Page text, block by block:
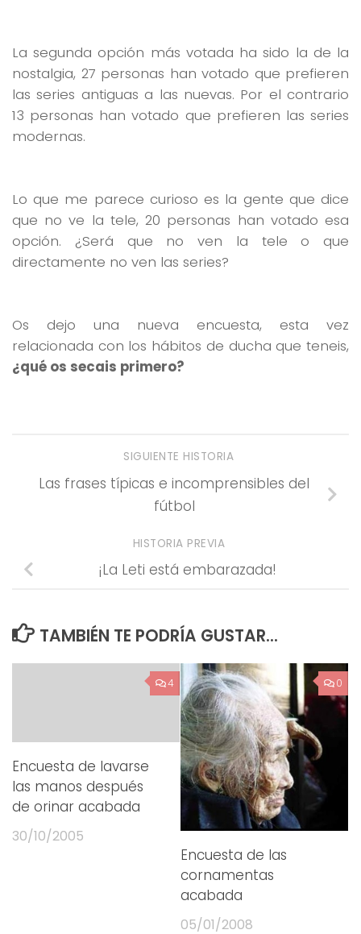
La segunda opción más votada ha sido la de la
nostalgia, 27 personas han votado que prefieren
las series antiguas a las nuevas. Por el contrario
13 personas han votado que prefieren las series
modernas.
Lo que me parece curioso es la gente que dice
que no ve la tele, 20 personas han votado esa
opción. ¿Será que no ven la tele o que
directamente no ven las series?
Os dejo una nueva encuesta, esta vez
relacionada con los hábitos de ducha que teneis,
¿qué os secais primero?
SIGUIENTE HISTORIA
Las frases típicas e incomprensibles del
fútbol
HISTORIA PREVIA
¡La Leti está embarazada!
TAMBIÉN TE PODRÍA GUSTAR...
4
Encuesta de lavarse
las manos después
de orinar acabada
30/10/2005
0
Encuesta de las
cornamentas
acabada
05/01/2008